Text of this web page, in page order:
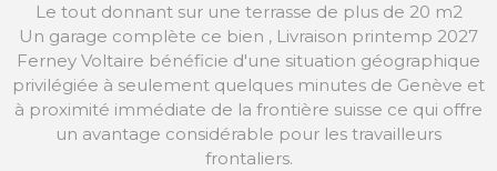
Le tout donnant sur une terrasse de plus de 20 m2
Un garage complète ce bien , Livraison printemp 2027
Ferney Voltaire bénéficie d'une situation géographique
privilégiée à seulement quelques minutes de Genève et
à proximité immédiate de la frontière suisse ce qui offre
un avantage considérable pour les travailleurs
frontaliers.